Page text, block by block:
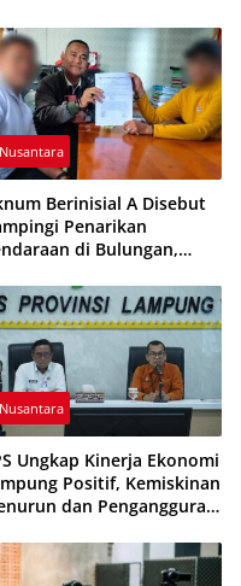
Nusantara
Berinisial A Disebut
Penarikan
di Bulungan,
Nusantara
Ungkap Kinerja Ekonomi
Positif, Kemiskinan
dan Pengangguran